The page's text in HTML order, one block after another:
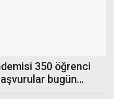
350 öğrenci
bugün